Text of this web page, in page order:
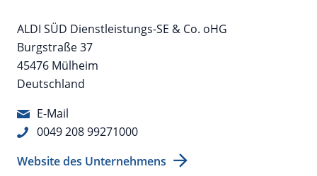
ALDI SÜD Dienstleistungs-SE & Co. oHG
Burgstraße 37
45476 Mülheim
Deutschland
E-Mail
0049 208 99271000
Website des Unternehmens